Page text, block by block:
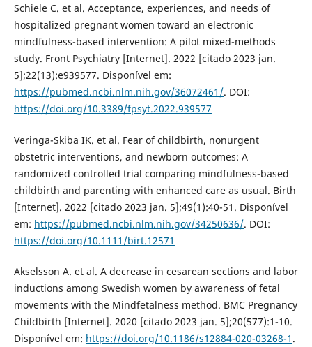
Schiele C. et al. Acceptance, experiences, and needs of
hospitalized pregnant women toward an electronic
mindfulness-based intervention: A pilot mixed-methods
study. Front Psychiatry [Internet]. 2022 [citado 2023 jan.
5];22(13):e939577. Disponível em:
https://pubmed.ncbi.nlm.nih.gov/36072461/. DOI:
https://doi.org/10.3389/fpsyt.2022.939577
Veringa-Skiba IK. et al. Fear of childbirth, nonurgent
obstetric interventions, and newborn outcomes: A
randomized controlled trial comparing mindfulness-based
childbirth and parenting with enhanced care as usual. Birth
[Internet]. 2022 [citado 2023 jan. 5];49(1):40-51. Disponível
em: https://pubmed.ncbi.nlm.nih.gov/34250636/. DOI:
https://doi.org/10.1111/birt.12571
Akselsson A. et al. A decrease in cesarean sections and labor
inductions among Swedish women by awareness of fetal
movements with the Mindfetalness method. BMC Pregnancy
Childbirth [Internet]. 2020 [citado 2023 jan. 5];20(577):1-10.
Disponível em: https://doi.org/10.1186/s12884-020-03268-1 .